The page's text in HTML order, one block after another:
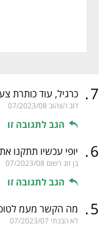
7
. כרגיל, עוד כותרת
דוב הצהוב 07/2023/08
הגב לתגובה זו
6
. יופי עכשיו תתקנו
בן זוג רשום 07/2023/08
הגב לתגובה זו
5
. מה הקשר מעמ לטופס
לא הבנתי 07/2023/07